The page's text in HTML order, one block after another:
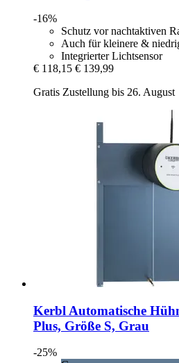
-16%
Schutz vor nachtaktiven
Auch für kleinere &
Integrierter Lichtsensor
€ 118,15 € 139,99
Gratis Zustellung bis 26. August
Kerbl Automatische
Plus, Größe S, Grau
-25%